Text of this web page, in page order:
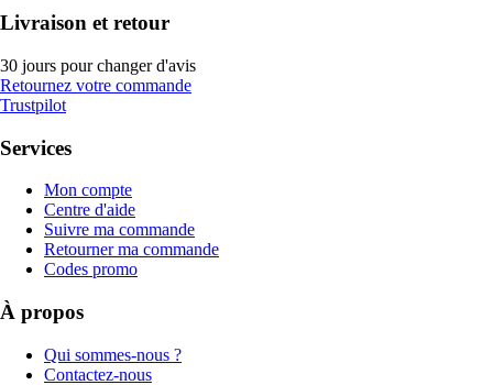
Livraison et retour
30 jours pour changer d'avis
Retournez votre commande
Trustpilot
Services
Mon compte
Centre d'aide
Suivre ma commande
Retourner ma commande
Codes promo
À propos
Qui sommes-nous ?
Contactez-nous